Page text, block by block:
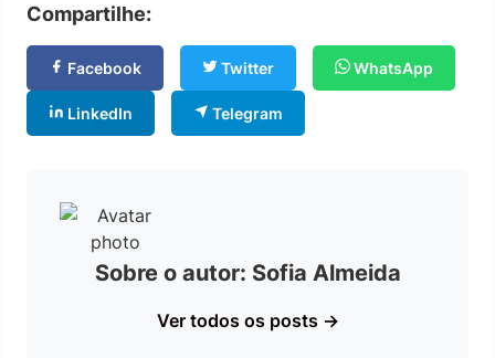
Compartilhe:
Facebook Twitter WhatsApp
LinkedIn Telegram
Sobre o autor: Sofia Almeida
Ver todos os posts →